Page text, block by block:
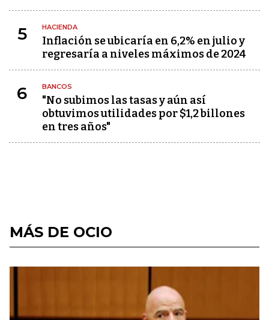
5 HACIENDA
Inflación se ubicaría en 6,2% en julio y
regresaría a niveles máximos de 2024
6 BANCOS
"No subimos las tasas y aún así
obtuvimos utilidades por $1,2 billones
en tres años"
MÁS DE OCIO